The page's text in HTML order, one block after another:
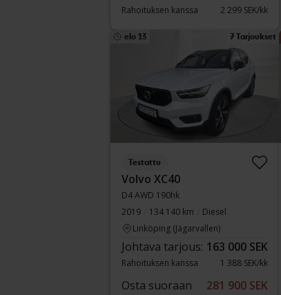
Rahoituksen kanssa
2 299 SEK/kk
elo 13 7 Tarjoukset
Testattu
Volvo XC40
D4 AWD 190hk
2019
134 140 km
Diesel
Linköping (Jägarvallen)
Johtava tarjous: 163 000 SEK
Rahoituksen kanssa 1 388 SEK/kk
Osta suoraan 281 900 SEK